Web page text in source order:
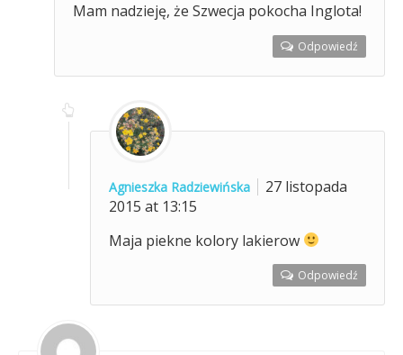
Mam nadzieję, że Szwecja pokocha Inglota!
Odpowiedź
Agnieszka Radziewińska
27 listopada
2015 at 13:15
Maja piekne kolory lakierow
Odpowiedź